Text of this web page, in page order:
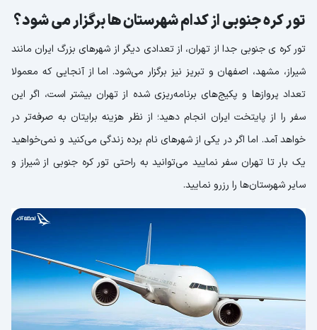
تور کره جنوبی از کدام شهرستان ها برگزار می شود؟
تور کره ی جنوبی جدا از تهران، از تعدادی دیگر از شهرهای بزرگ ایران مانند
شیراز، مشهد، اصفهان و تبریز نیز برگزار می‌شود. اما از آنجایی که معمولا
تعداد پروازها و پکیج‌های برنامه‌ریزی شده از تهران بیشتر است، اگر این
سفر را از پایتخت ایران انجام دهید؛ از نظر هزینه برایتان به صرفه‌تر در
خواهد آمد. اما اگر در یکی از شهرهای نام برده زندگی می‌کنید و نمی‌خواهید
یک بار تا تهران سفر نمایید می‌توانید به راحتی تور کره جنوبی از شیراز و
سایر شهرستان‌ها را رزرو نمایید.